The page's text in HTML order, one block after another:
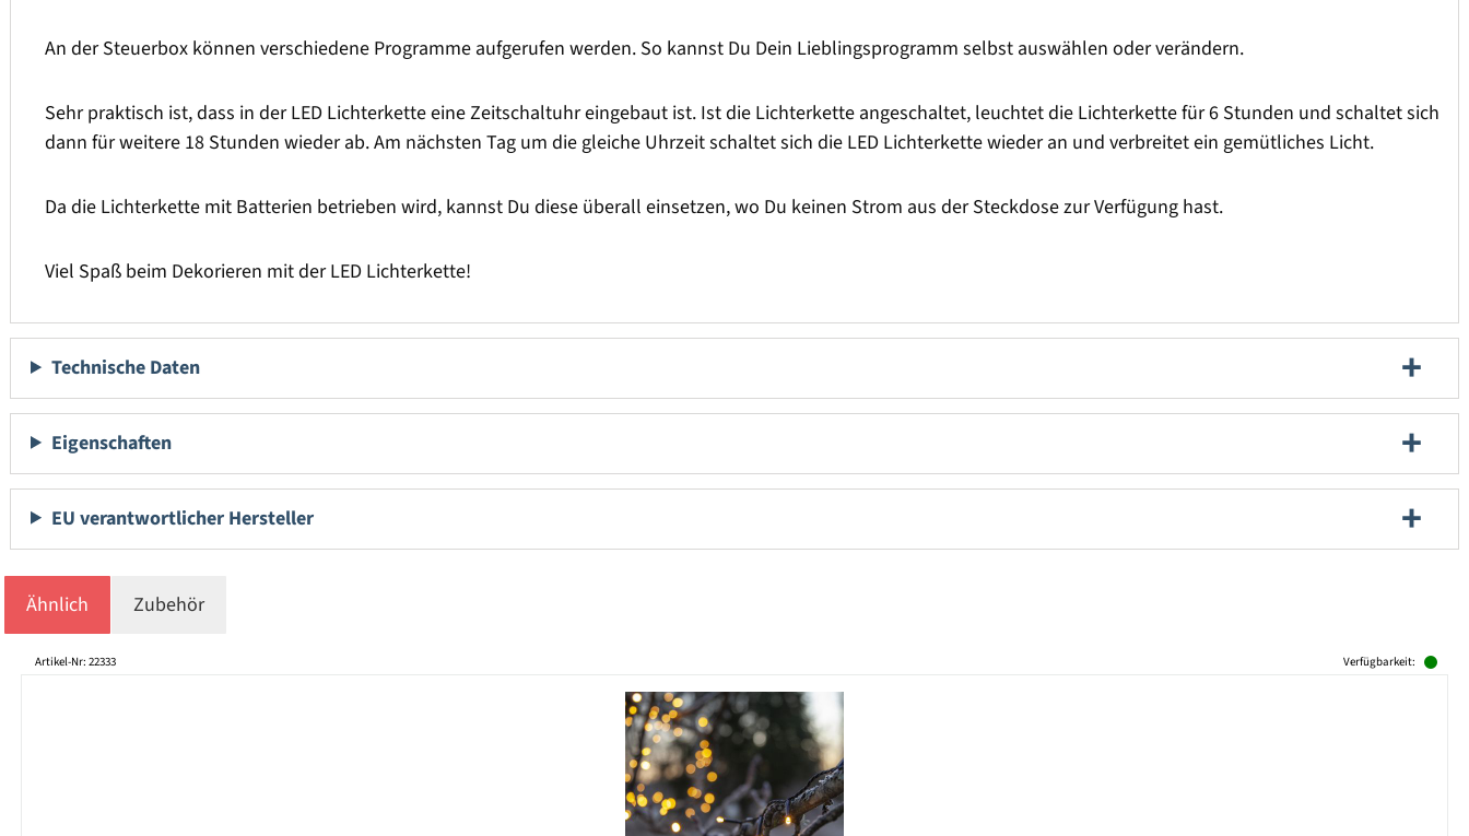
An der Steuerbox können verschiedene Programme aufgerufen werden. So kannst Du Dein Lieblingsprogramm selbst auswählen oder verändern.
Sehr praktisch ist, dass in der LED Lichterkette eine Zeitschaltuhr eingebaut ist. Ist die Lichterkette angeschaltet, leuchtet die Lichterkette für 6 Stunden und schaltet sich
dann für weitere 18 Stunden wieder ab. Am nächsten Tag um die gleiche Uhrzeit schaltet sich die LED Lichterkette wieder an und verbreitet ein gemütliches Licht.
Da die Lichterkette mit Batterien betrieben wird, kannst Du diese überall einsetzen, wo Du keinen Strom aus der Steckdose zur Verfügung hast.
Viel Spaß beim Dekorieren mit der LED Lichterkette!
Technische Daten
Eigenschaften
EU verantwortlicher Hersteller
Ähnlich Zubehör
Produktgalerie überspringen
Artikel-Nr: 22333 Verfügbarkeit: